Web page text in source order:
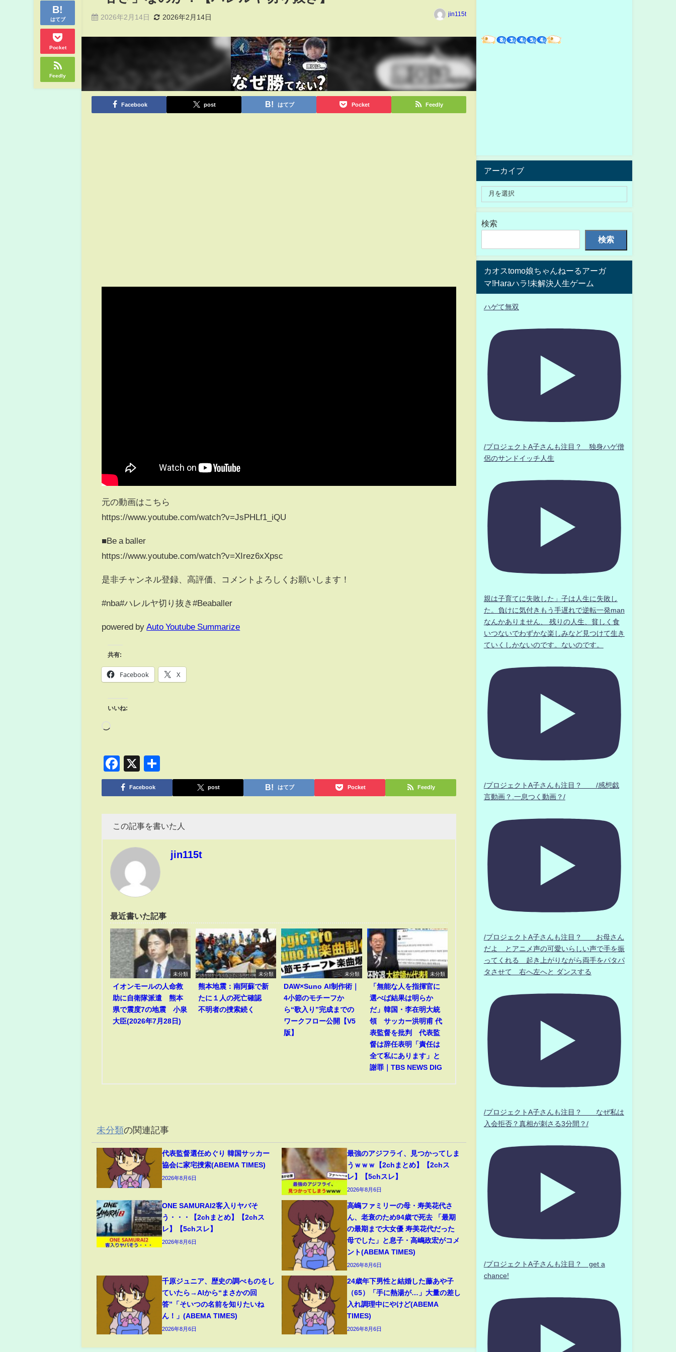
はてブ
Pocket
Feedly
2026年2月14日 2026年2月14日 jin115t
Facebook post はてブ Pocket Feedly
元の動画はこちら
https://www.youtube.com/watch?v=JsPHLf1_iQU
■Be a baller
https://www.youtube.com/watch?v=XIrez6xXpsc
是非チャンネル登録、高評価、コメントよろしくお願いします！
#nba#ハレルヤ切り抜き#Beaballer
powered by Auto Youtube Summarize
共有:
Facebook X
いいね:
Facebook
X
有
Facebook post はてブ Pocket Feedly
この記事を書いた人
jin115t
最近書いた記事
未分類
イオンモールの人命救
助に自衛隊派遣 熊本
県で震度7の地震 小泉
大臣(2026年7月28日)
未分類
熊本地震：南阿蘇で新
たに１人の死亡確認
不明者の捜索続く
未分類
DAW×Suno AI制作術｜
4小節のモチーフか
ら“歌入り”完成までの
ワークフロー公開【V5
版】
未分類
「無能な人を指揮官に
選べば結果は明らか
だ」韓国・李在明大統
領 サッカー洪明甫 代
表監督を批判 代表監
督は辞任表明「責任は
全て私にあります」と
謝罪｜TBS NEWS DIG
未分類の関連記事
代表監督選任めぐり 韓国サッカー
協会に家宅捜索(ABEMA TIMES)
2026年8月6日
最強のアジフライ、見つかってしま
うｗｗｗ【2chまとめ】【2chス
レ】【5chスレ】
2026年8月6日
ONE SAMURAI2客入りヤバそ
う・・・【2chまとめ】【2chス
レ】【5chスレ】
2026年8月6日
高嶋ファミリーの母・寿美花代さ
ん、老衰のため94歳で死去 「最期
の最期まで大女優 寿美花代だった
母でした」と息子・高嶋政宏がコメ
ント(ABEMA TIMES)
2026年8月6日
千原ジュニア、歴史の調べものをし
ていたら→AIから“まさかの回
答”「そいつの名前を知りたいね
ん！」(ABEMA TIMES)
2026年8月6日
24歳年下男性と結婚した藤あや子
（65）「手に熱湯が…」大量の差し
入れ調理中にやけど(ABEMA
TIMES)
2026年8月6日
アーカイブ
検索
検索
カオスtomo娘ちゃんねーるアーガ
マ!Haraハラ!未解決人生ゲーム
ハゲて無双
/プロジェクトA子さんも注目？ 独身ハゲ僧
侶のサンドイッチ人生
親は子育てに失敗した」子は人生に失敗し
た。負けに気付きもう手遅れで逆転一発man
なんかありません、 残りの人生、貧しく食
いつないでわずかな楽しみなど見つけて生き
ていくしかないのです。ないのです。
/プロジェクトA子さんも注目？ /感想戯
言動画？.一息つく動画？/
/プロジェクトA子さんも注目？ お母さん
だよ とアニメ声の可愛いらしい声で手を振
ってくれる 起き上がりながら両手をパタパ
タさせて 右へ左へと ダンスする
/プロジェクトA子さんも注目？ なぜ私は
入会拒否？真相が刺さる3分間？/
/プロジェクトA子さんも注目？ get a
chance!